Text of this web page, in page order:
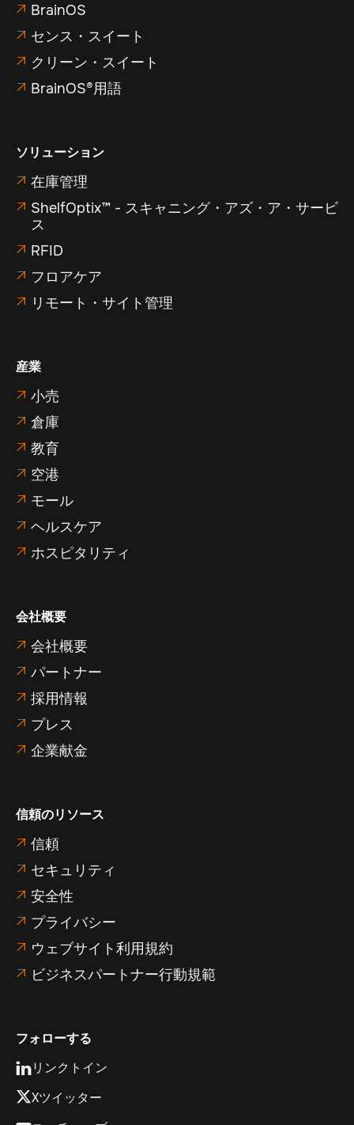
 BrainOS
 センス・スイート
 クリーン・スイート
 BrainOS®用語
ソリューション
 在庫管理
 ShelfOptix™ - スキャニング・アズ・ア・サービ
ス
 RFID
 フロアケア
 リモート・サイト管理
産業
 小売
 倉庫
 教育
 空港
 モール
 ヘルスケア
 ホスピタリティ
会社概要
 会社概要
 パートナー
 採用情報
 プレス
 企業献金
信頼のリソース
 信頼
 セキュリティ
 安全性
 プライバシー
 ウェブサイト利用規約
 ビジネスパートナー行動規範
フォローする
リンクトイン
Xツイッター